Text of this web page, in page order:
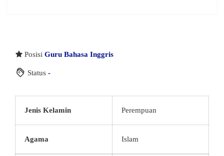
Posisi Guru Bahasa Inggris
Status -
Jenis Kelamin Perempuan
Agama Islam